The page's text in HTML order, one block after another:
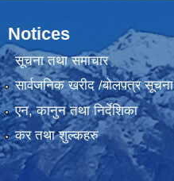
Notices
सूचना तथा समाचार
सार्वजनिक खरीद /बोलपत्र सूचना
एन, कानुन तथा निर्देशिका
कर तथा शुल्कहरु